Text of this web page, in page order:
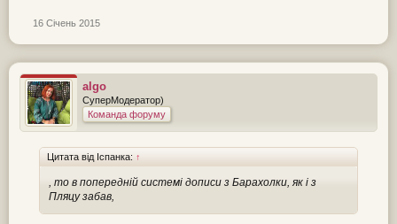
16 Січень 2015
algo
СуперМодератор)
Команда форуму
Цитата від Іспанка: ↑
, то в попередній системі дописи з Барахолки, як і з
Пляцу забав,